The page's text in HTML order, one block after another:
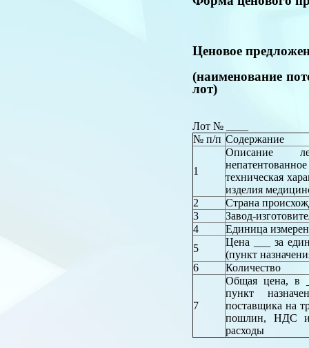
Ценовое
(наименование
лот)
Лот № ____
№ п/п Содержание
1
Описание
техническая
изделия
2
Страна
3
Завод-
4
Единица
5
Цена ___ за
(пункт
6
Количество
7
Общая цена, в
пункт
поставщика на
пошлин, НДС и
расходы